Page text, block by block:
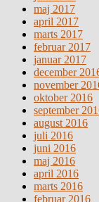
maj 2017
april 2017
marts 2017
februar 2017
januar 2017
december
november
oktober 2016
september
august 2016
juli 2016
juni 2016
maj 2016
april 2016
marts 2016
februar 2016